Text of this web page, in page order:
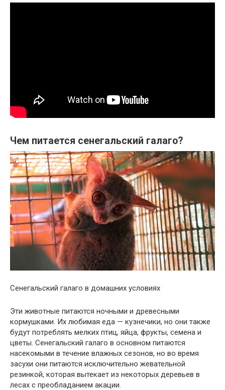
Чем питается сенегальский галаго?
Сенегальский галаго в домашних условиях
Эти животные питаются ночными и древесными
кормушками. Их любимая еда — кузнечики, но они также
будут потреблять мелких птиц, яйца, фрукты, семена и
цветы. Сенегальский галаго в основном питаются
насекомыми в течение влажных сезонов, но во время
засухи они питаются исключительно жевательной
резинкой, которая вытекает из некоторых деревьев в
лесах с преобладанием акации.